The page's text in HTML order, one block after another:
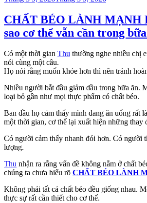
CHẤT BÉO LÀNH MẠNH
sao cơ thể vẫn cần trong
Có một thời gian Thu thường nghe nhiều chị
nói cùng một câu.
Họ nói rằng muốn khỏe hơn thì nên tránh
Nhiều người bắt đầu giảm dầu trong bữa ăn.
loại bỏ gần như mọi thực phẩm có chất béo.
Ban đầu họ cảm thấy mình đang ăn uống rất
một thời gian, cơ thể lại xuất hiện những thay
Có người cảm thấy nhanh đói hơn. Có người
lượng.
Thu nhận ra rằng vấn đề không nằm ở chất
chúng ta chưa hiểu rõ CHẤT BÉO LÀNH
Không phải tất cả chất béo đều giống nhau.
thực sự rất cần thiết cho cơ thể.